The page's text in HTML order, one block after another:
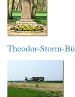
Theodor-Storm-